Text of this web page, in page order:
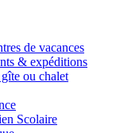
de vacances
& expéditions
ou chalet
Scolaire